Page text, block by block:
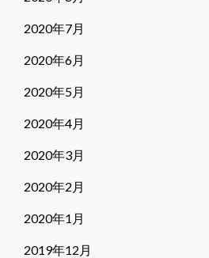
2020年7月
2020年6月
2020年5月
2020年4月
2020年3月
2020年2月
2020年1月
2019年12月